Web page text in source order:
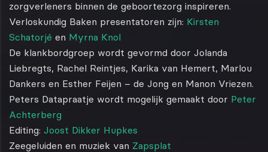
zorgverleners binnen de geboortezorg inspireren.
Verloskundig Baken presentatoren zijn: Kirsten
Schatorjé en Myrna Knol
De klankbordgroep wordt gevormd door Jolanda
Liebregts, Rachel Reintjes, Karika van Hemert, Marlou
Dankers en Esther Feijen – de Jong en Manon Vriezen.
Peters Datapraatje wordt mogelijk gemaakt door Peter
Achterberg
Editing: Joost Dikker Hupkes
Zeegeluiden en muziek van Zapsplat